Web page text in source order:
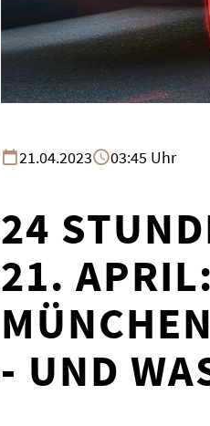
21.04.2023 03:45 Uhr
24
21.
- UND